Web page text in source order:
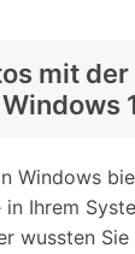
mit
Windows
Windows
Ihrem
wussten